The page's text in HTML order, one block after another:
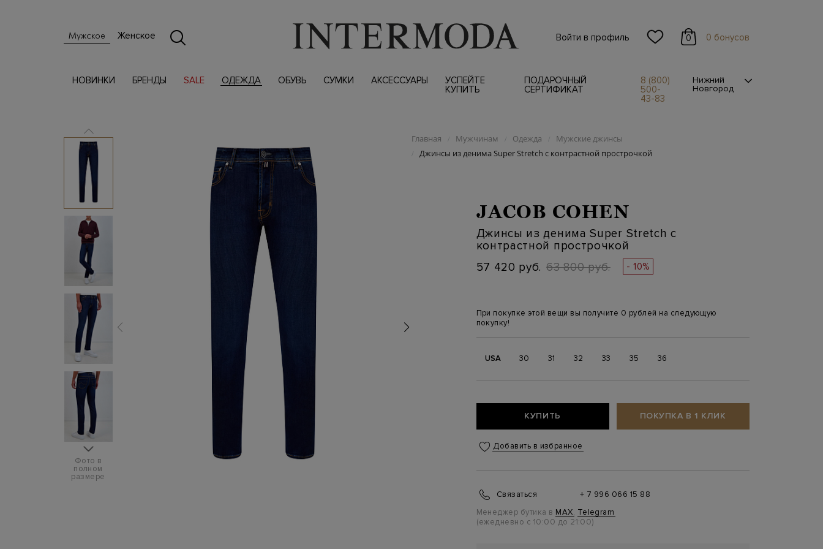
Мужское Женское Войти в профиль 0 0 бонусов
НОВИНКИ БРЕНДЫ SALE ОДЕЖДА ОБУВЬ СУМКИ АКСЕССУАРЫ
УСПЕЙТЕ
КУПИТЬ
ПОДАРОЧНЫЙ
СЕРТИФИКАТ
8 (800)
500-
43-83
Нижний
Новгород
Фото в
полном
размере
Главная / Мужчинам / Одежда / Мужские джинсы
/ Джинсы из денима Super Stretch с контрастной прострочкой
JACOB COHEN
Джинсы из денима Super Stretch с
контрастной прострочкой
57 420 руб. 63 800 руб. - 10%
При покупке этой вещи вы получите 0 рублей на следующую
покупку!
USA 30 31 32 33 35 36
КУПИТЬ ПОКУПКА В 1 КЛИК
Добавить в избранное
Связаться
+ 7 996 066 15 88
Менеджер бутика в MAX, Telegram
(ежедневно с 10:00 до 21:00)